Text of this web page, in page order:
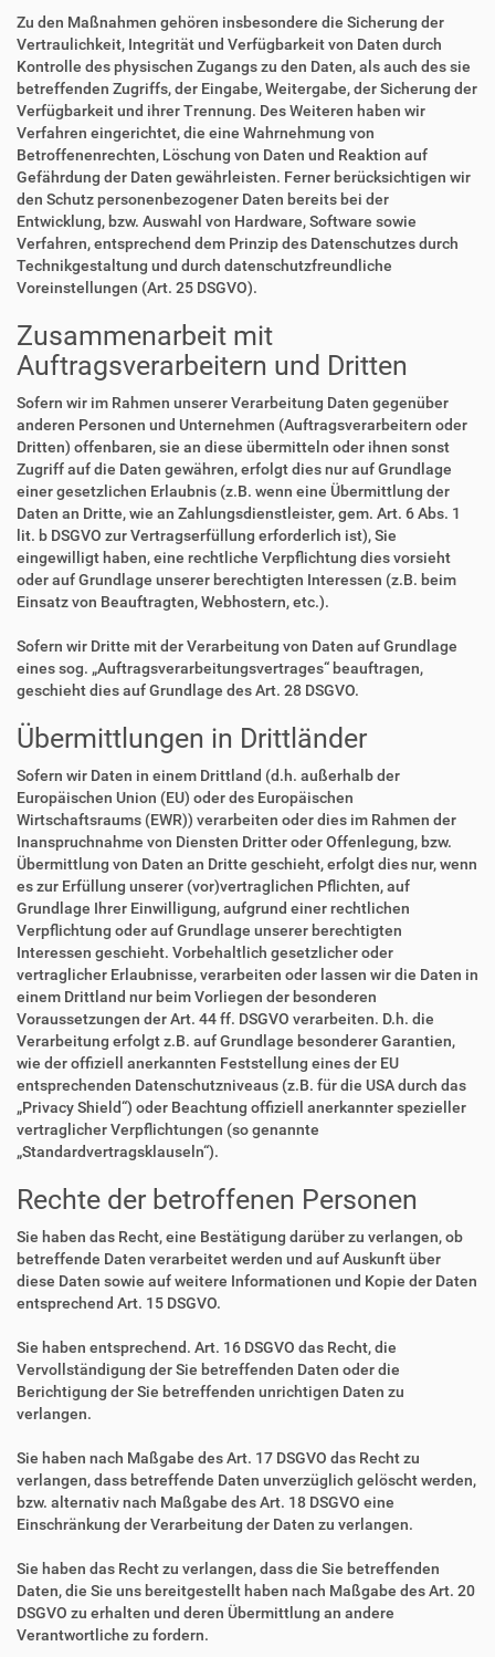
Zu den Maßnahmen gehören insbesondere die Sicherung der
Vertraulichkeit, Integrität und Verfügbarkeit von Daten durch
Kontrolle des physischen Zugangs zu den Daten, als auch des sie
betreffenden Zugriffs, der Eingabe, Weitergabe, der Sicherung der
Verfügbarkeit und ihrer Trennung. Des Weiteren haben wir
Verfahren eingerichtet, die eine Wahrnehmung von
Betroffenenrechten, Löschung von Daten und Reaktion auf
Gefährdung der Daten gewährleisten. Ferner berücksichtigen wir
den Schutz personenbezogener Daten bereits bei der
Entwicklung, bzw. Auswahl von Hardware, Software sowie
Verfahren, entsprechend dem Prinzip des Datenschutzes durch
Technikgestaltung und durch datenschutzfreundliche
Voreinstellungen (Art. 25 DSGVO).
Zusammenarbeit mit
Auftragsverarbeitern und Dritten
Sofern wir im Rahmen unserer Verarbeitung Daten gegenüber
anderen Personen und Unternehmen (Auftragsverarbeitern oder
Dritten) offenbaren, sie an diese übermitteln oder ihnen sonst
Zugriff auf die Daten gewähren, erfolgt dies nur auf Grundlage
einer gesetzlichen Erlaubnis (z.B. wenn eine Übermittlung der
Daten an Dritte, wie an Zahlungsdienstleister, gem. Art. 6 Abs. 1
lit. b DSGVO zur Vertragserfüllung erforderlich ist), Sie
eingewilligt haben, eine rechtliche Verpflichtung dies vorsieht
oder auf Grundlage unserer berechtigten Interessen (z.B. beim
Einsatz von Beauftragten, Webhostern, etc.).
Sofern wir Dritte mit der Verarbeitung von Daten auf Grundlage
eines sog. „Auftragsverarbeitungsvertrages“ beauftragen,
geschieht dies auf Grundlage des Art. 28 DSGVO.
Übermittlungen in Drittländer
Sofern wir Daten in einem Drittland (d.h. außerhalb der
Europäischen Union (EU) oder des Europäischen
Wirtschaftsraums (EWR)) verarbeiten oder dies im Rahmen der
Inanspruchnahme von Diensten Dritter oder Offenlegung, bzw.
Übermittlung von Daten an Dritte geschieht, erfolgt dies nur, wenn
es zur Erfüllung unserer (vor)vertraglichen Pflichten, auf
Grundlage Ihrer Einwilligung, aufgrund einer rechtlichen
Verpflichtung oder auf Grundlage unserer berechtigten
Interessen geschieht. Vorbehaltlich gesetzlicher oder
vertraglicher Erlaubnisse, verarbeiten oder lassen wir die Daten in
einem Drittland nur beim Vorliegen der besonderen
Voraussetzungen der Art. 44 ff. DSGVO verarbeiten. D.h. die
Verarbeitung erfolgt z.B. auf Grundlage besonderer Garantien,
wie der offiziell anerkannten Feststellung eines der EU
entsprechenden Datenschutzniveaus (z.B. für die USA durch das
„Privacy Shield“) oder Beachtung offiziell anerkannter spezieller
vertraglicher Verpflichtungen (so genannte
„Standardvertragsklauseln“).
Rechte der betroffenen Personen
Sie haben das Recht, eine Bestätigung darüber zu verlangen, ob
betreffende Daten verarbeitet werden und auf Auskunft über
diese Daten sowie auf weitere Informationen und Kopie der Daten
entsprechend Art. 15 DSGVO.
Sie haben entsprechend. Art. 16 DSGVO das Recht, die
Vervollständigung der Sie betreffenden Daten oder die
Berichtigung der Sie betreffenden unrichtigen Daten zu
verlangen.
Sie haben nach Maßgabe des Art. 17 DSGVO das Recht zu
verlangen, dass betreffende Daten unverzüglich gelöscht werden,
bzw. alternativ nach Maßgabe des Art. 18 DSGVO eine
Einschränkung der Verarbeitung der Daten zu verlangen.
Sie haben das Recht zu verlangen, dass die Sie betreffenden
Daten, die Sie uns bereitgestellt haben nach Maßgabe des Art. 20
DSGVO zu erhalten und deren Übermittlung an andere
Verantwortliche zu fordern.